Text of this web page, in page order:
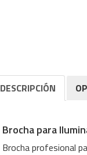
DESCRIPCIÓN
Brocha para
Brocha profesional